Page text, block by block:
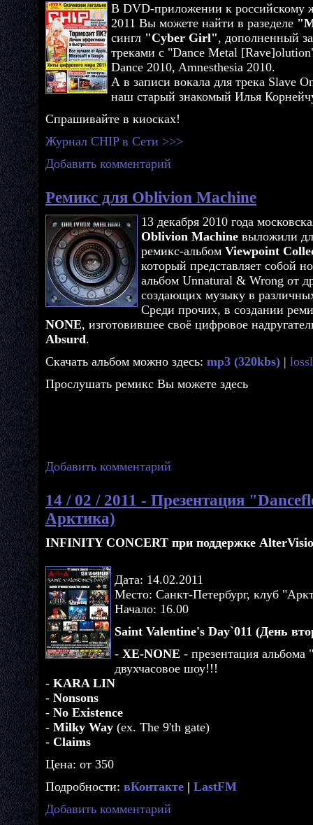
В DVD-приложении к российскому
2011 Вы можете найти в разеделе
сингл "Cyber Girl", дополненный
треками с "Dance Metal
Dance 2010, Amnesthesia 2010.
А в записи вокала для трека Slave
наш старый знакомый Илья
Спрашивайте в киосках!
Журнал CHIP в Сети >>>
Добавить комментарий
Ремикс для Oblivion Machine
13 декабря 2010 года
Oblivion Machine выложили
ремикс-альбом Viewpoint
который представляет собой
альбом Unnatural & Wrong от
создающих музыку в
Среди прочих, в создании
NONE, изготовившее своё цифровое
Absurd.
Скачать альбом можно здесь: mp3 (320kbs) |
Прослушать ремикс Вы можете здесь
Добавить комментарий
14 / 02 / 2011 - Презентация
Арктика)
INFINITY CONCERT при поддержке
Дата: 14.02.2011
Место: Санкт-Петербург, клуб
Начало: 16.00
Saint Valentine's Day`011 (День
- XE-NONE - презентация
двухчасовое шоу!!!
- KARA LIN
- Nonsons
- No Existence
- Milky Way (ex. The 9'th gate)
- Claims
Цена: от 350
Подробности: вКонтакте | LastFM
Добавить комментарий